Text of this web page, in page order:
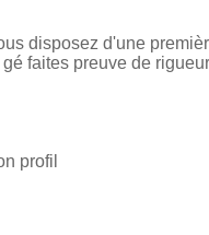
disposez d'une
faites preuve de
profil